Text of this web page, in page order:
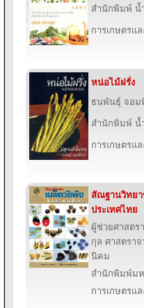
สำนักพิมพ์ น้
การเกษตรแ
หน่อไม้ฝรั่ง
ธนพันธุ์ จอม
สำนักพิมพ์ น้
การเกษตรแ
สัณฐานวิทยา
ประเทศไทย
ผู้ช่วยศาสตร
กุล ศาสตรา
นิคม
สำนักพิมพ์มห
การเกษตรแ